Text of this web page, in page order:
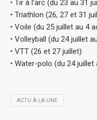
• Tir à l’arc (du 23 au 31
• Triathlon (26, 27 et 31
• Voile (du 25 juillet au 4
• Volleyball (du 24 juillet
• VTT (26 et 27 juillet)
• Water-polo (du 24 juillet
ACTU À LA UNE